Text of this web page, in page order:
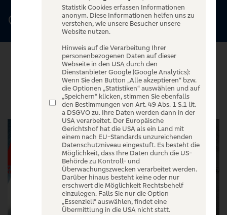
Hirschstr. 14, 70173 Stuttgart
VERANSTALTUNGEN
Statistik Cookies erfassen Informationen
anonym. Diese Informationen helfen uns zu
verstehen, wie unsere Besucher unsere
Website nutzen.
Hinweis auf die Verarbeitung Ihrer
personenbezogenen Daten auf dieser
Webseite in den USA durch den
Dienstanbieter Google (Google Analytics):
Wenn Sie den Button „Alle akzeptieren“ bzw.
die Optionen „Statistiken“ auswählen und auf
„Speichern“ klicken, stimmen Sie ebenfalls
den Bestimmungen von Art. 49 Abs. 1 S.1 lit.
a DSGVO zu. Ihre Daten werden dann in der
USA verarbeitet. Der Europäische
Gerichtshof hat die USA als ein Land mit
einem nach EU-Standards unzureichenden
Datenschutzniveau eingestuft. Es besteht die
Möglichkeit, dass Ihre Daten durch die US-
Behörde zu Kontroll- und
Überwachungszwecken verarbeitet werden.
Darüber hinaus besteht keine oder nur
erschwert die Möglichkeit Rechtsbehelf
einzulegen. Falls Sie nur die Option
„Essenziell“ auswählen, findet eine
Übermittlung in die USA nicht statt.